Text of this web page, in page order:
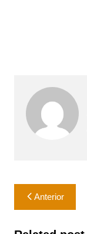
Navegação
de
Post
Anterior